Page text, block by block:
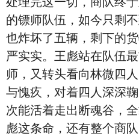
的镖师队伍，如今只剩
也炸坏了五辆，剩下的
严实实。王彪站在队伍
师，又转头看向林微四
与愧疚，对着四人深深
次能活着走出断魂谷，
彪这条命，还有整个商